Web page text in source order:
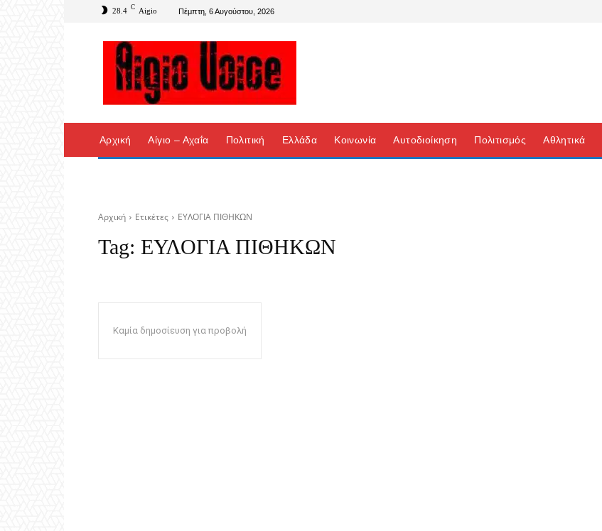
28.4 C Aigio Πέμπτη, 6 Αυγούστου, 2026
Αρχική Αίγιο – Αχαΐα Πολιτική Ελλάδα Κοινωνία Αυτοδιοίκηση Πολιτισμός Αθλητικά
Αρχική Ετικέτες ΕΥΛΟΓΙΑ ΠΙΘΗΚΩΝ
Tag: ΕΥΛΟΓΙΑ ΠΙΘΗΚΩΝ
Καμία δημοσίευση για προβολή